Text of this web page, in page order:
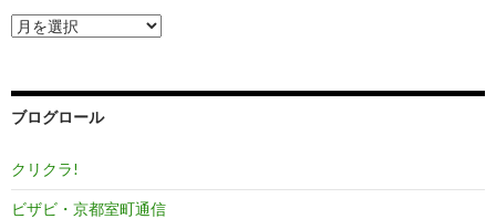
ア
ー
ブ
ブログロール
クリクラ!
ビザビ・京都室町通信